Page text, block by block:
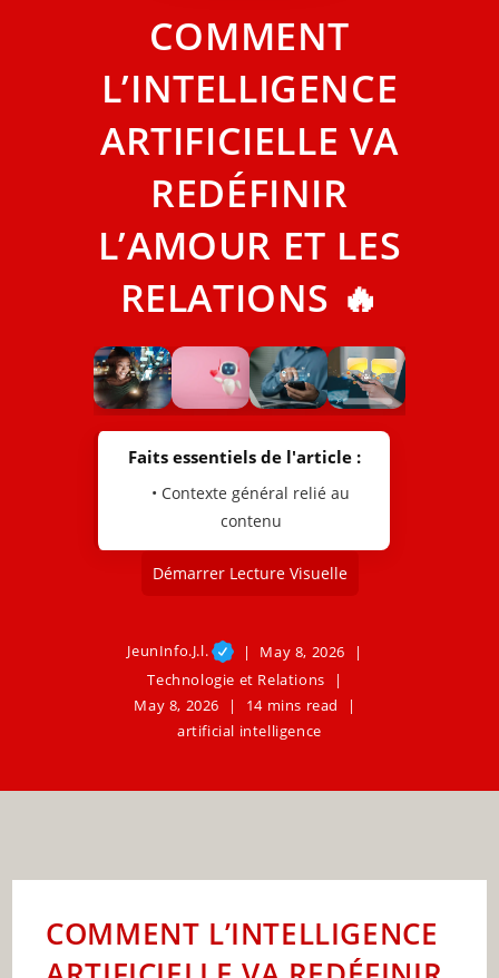
COMMENT
L’INTELLIGENCE
ARTIFICIELLE VA
REDÉFINIR
L’AMOUR ET LES
RELATIONS 🔥
Faits essentiels de l'article :
• Contexte général relié au
contenu
Démarrer Lecture Visuelle
JeunInfo.J.l.
May 8, 2026
Technologie et Relations
May 8, 2026
14 mins read
artificial intelligence
COMMENT L’INTELLIGENCE